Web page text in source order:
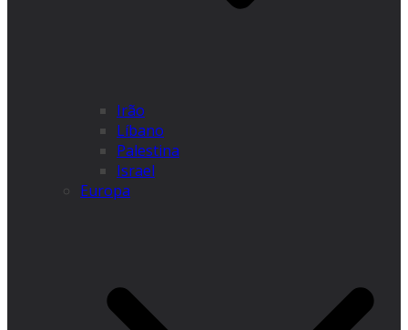
Irão
Líbano
Palestina
Israel
Europa